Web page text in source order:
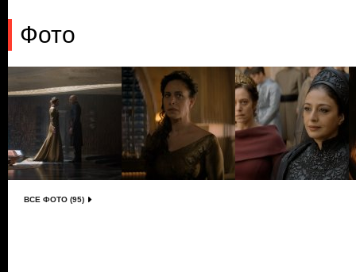
Фото
ВСЕ ФОТО (95)